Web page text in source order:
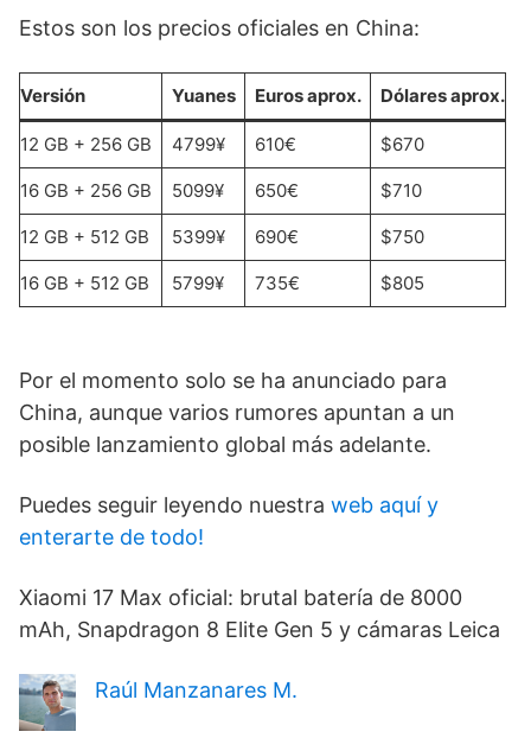
Estos son los precios oficiales en China:
Versión Yuanes Euros aprox. Dólares aprox.
12 GB + 256 GB 4799¥ 610€ $670
16 GB + 256 GB 5099¥ 650€ $710
12 GB + 512 GB 5399¥ 690€ $750
16 GB + 512 GB 5799¥ 735€ $805
Por el momento solo se ha anunciado para
China, aunque varios rumores apuntan a un
posible lanzamiento global más adelante.
Puedes seguir leyendo nuestra web aquí y
enterarte de todo!
Xiaomi 17 Max oficial: brutal batería de 8000
mAh, Snapdragon 8 Elite Gen 5 y cámaras Leica
Raúl Manzanares M.